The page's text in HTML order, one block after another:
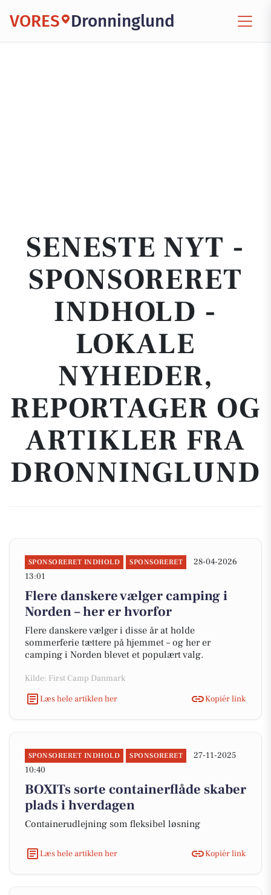
VORES Dronninglund
SENESTE NYT -
SPONSORERET
INDHOLD -
LOKALE
NYHEDER,
REPORTAGER OG
ARTIKLER FRA
DRONNINGLUND
SPONSORERET INDHOLD SPONSORERET
28-04-2026
13:01
Flere danskere vælger camping i
Norden – her er hvorfor
Flere danskere vælger i disse år at holde
sommerferie tættere på hjemmet – og her er
camping i Norden blevet et populært valg.
Kilde: First Camp Danmark
Læs hele artiklen her
Kopiér link
SPONSORERET INDHOLD SPONSORERET
27-11-2025
10:40
BOXITs sorte containerflåde skaber
plads i hverdagen
Containerudlejning som fleksibel løsning
Læs hele artiklen her Kopiér link